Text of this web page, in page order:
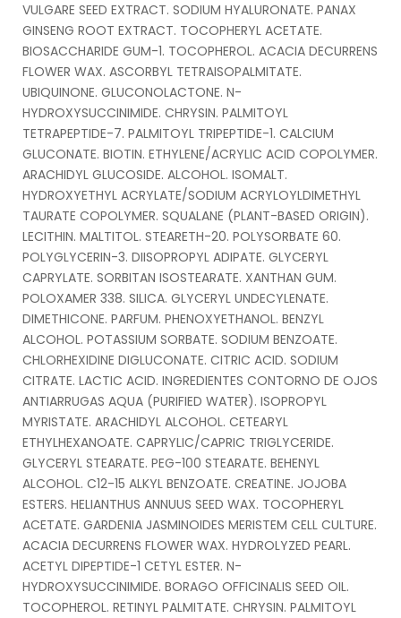
VULGARE SEED EXTRACT. SODIUM HYALURONATE. PANAX
GINSENG ROOT EXTRACT. TOCOPHERYL ACETATE.
BIOSACCHARIDE GUM-1. TOCOPHEROL. ACACIA DECURRENS
FLOWER WAX. ASCORBYL TETRAISOPALMITATE.
UBIQUINONE. GLUCONOLACTONE. N-
HYDROXYSUCCINIMIDE. CHRYSIN. PALMITOYL
TETRAPEPTIDE-7. PALMITOYL TRIPEPTIDE-1. CALCIUM
GLUCONATE. BIOTIN. ETHYLENE/ACRYLIC ACID COPOLYMER.
ARACHIDYL GLUCOSIDE. ALCOHOL. ISOMALT.
HYDROXYETHYL ACRYLATE/SODIUM ACRYLOYLDIMETHYL
TAURATE COPOLYMER. SQUALANE (PLANT-BASED ORIGIN).
LECITHIN. MALTITOL. STEARETH-20. POLYSORBATE 60.
POLYGLYCERIN-3. DIISOPROPYL ADIPATE. GLYCERYL
CAPRYLATE. SORBITAN ISOSTEARATE. XANTHAN GUM.
POLOXAMER 338. SILICA. GLYCERYL UNDECYLENATE.
DIMETHICONE. PARFUM. PHENOXYETHANOL. BENZYL
ALCOHOL. POTASSIUM SORBATE. SODIUM BENZOATE.
CHLORHEXIDINE DIGLUCONATE. CITRIC ACID. SODIUM
CITRATE. LACTIC ACID. INGREDIENTES CONTORNO DE OJOS
ANTIARRUGAS AQUA (PURIFIED WATER). ISOPROPYL
MYRISTATE. ARACHIDYL ALCOHOL. CETEARYL
ETHYLHEXANOATE. CAPRYLIC/CAPRIC TRIGLYCERIDE.
GLYCERYL STEARATE. PEG-100 STEARATE. BEHENYL
ALCOHOL. C12-15 ALKYL BENZOATE. CREATINE. JOJOBA
ESTERS. HELIANTHUS ANNUUS SEED WAX. TOCOPHERYL
ACETATE. GARDENIA JASMINOIDES MERISTEM CELL CULTURE.
ACACIA DECURRENS FLOWER WAX. HYDROLYZED PEARL.
ACETYL DIPEPTIDE-1 CETYL ESTER. N-
HYDROXYSUCCINIMIDE. BORAGO OFFICINALIS SEED OIL.
TOCOPHEROL. RETINYL PALMITATE. CHRYSIN. PALMITOYL